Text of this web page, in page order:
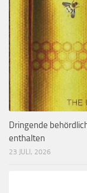
Dringende
enthalten
23 JULI, 2026